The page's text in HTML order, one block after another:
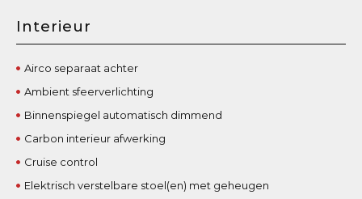
Interieur
Airco separaat achter
Ambient sfeerverlichting
Binnenspiegel automatisch dimmend
Carbon interieur afwerking
Cruise control
Elektrisch verstelbare stoel(en) met geheugen